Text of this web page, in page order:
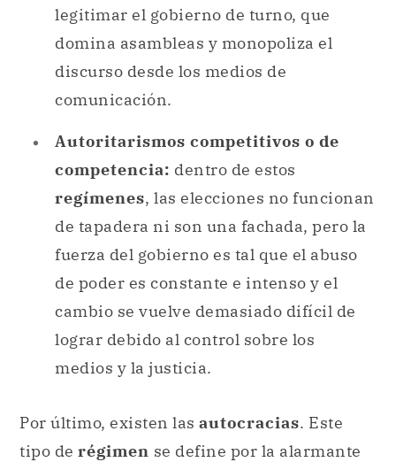
legitimar el gobierno de turno, que
domina asambleas y monopoliza el
discurso desde los medios de
comunicación.
Autoritarismos competitivos o de
competencia: dentro de estos
regímenes, las elecciones no funcionan
de tapadera ni son una fachada, pero la
fuerza del gobierno es tal que el abuso
de poder es constante e intenso y el
cambio se vuelve demasiado difícil de
lograr debido al control sobre los
medios y la justicia.
Por último, existen las autocracias. Este
tipo de régimen se define por la alarmante